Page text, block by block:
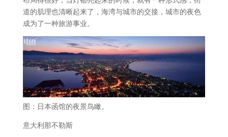
道的肌理也清晰起来了，海湾与城市的交接，城市的夜色
成为了一种旅游事业。
图：日本函馆的夜景鸟瞰。
意大利那不勒斯